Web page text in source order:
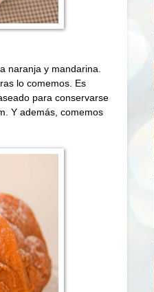
naranja y mandarina.
lo comemos. Es
para conservarse
Y además, comemos